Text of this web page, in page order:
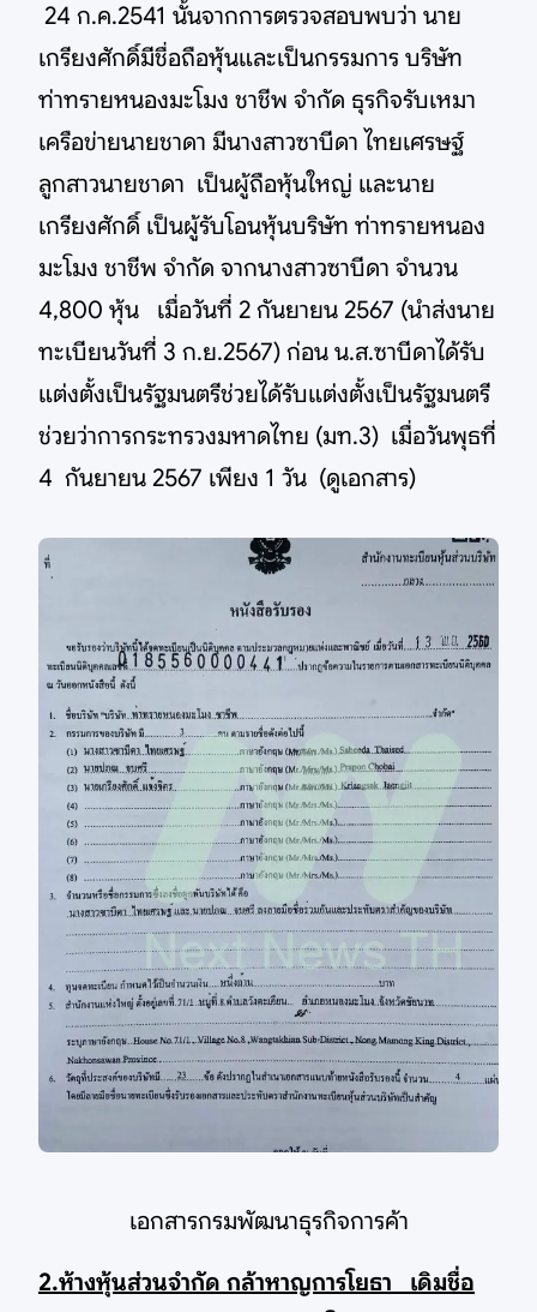
24 ก.ค.2541 นั้นจากการตรวจสอบพบว่า นาย
เกรียงศักดิ์มีชื่อถือหุ้นและเป็นกรรมการ บริษัท
ท่าทรายหนองมะโมง ชาชีพ จำกัด ธุรกิจรับเหมา
เครือข่ายนายชาดา มีนางสาวซาบีดา ไทยเศรษฐ์
ลูกสาวนายชาดา เป็นผู้ถือหุ้นใหญ่ และนาย
เกรียงศักดิ์ เป็นผู้รับโอนหุ้นบริษัท ท่าทรายหนอง
มะโมง ชาชีพ จำกัด จากนางสาวซาบีดา จำนวน
4,800 หุ้น เมื่อวันที่ 2 กันยายน 2567 (นำส่งนาย
ทะเบียนวันที่ 3 ก.ย.2567) ก่อน น.ส.ซาบีดาได้รับ
แต่งตั้งเป็นรัฐมนตรีช่วยได้รับแต่งตั้งเป็นรัฐมนตรี
ช่วยว่าการกระทรวงมหาดไทย (มท.3) เมื่อวันพุธที่
4 กันยายน 2567 เพียง 1 วัน (ดูเอกสาร)
เอกสารกรมพัฒนาธุรกิจการค้า
2.ห้างหุ้นส่วนจำกัด กล้าหาญการโยธา เดิมชื่อ